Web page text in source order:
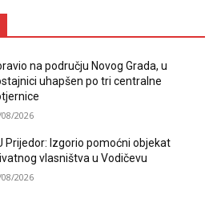
na području Novog Grada, u
uhapšen po tri centralne
2026
Prijedor: Izgorio pomoćni objekat
vlasništva u Vodičevu
2026